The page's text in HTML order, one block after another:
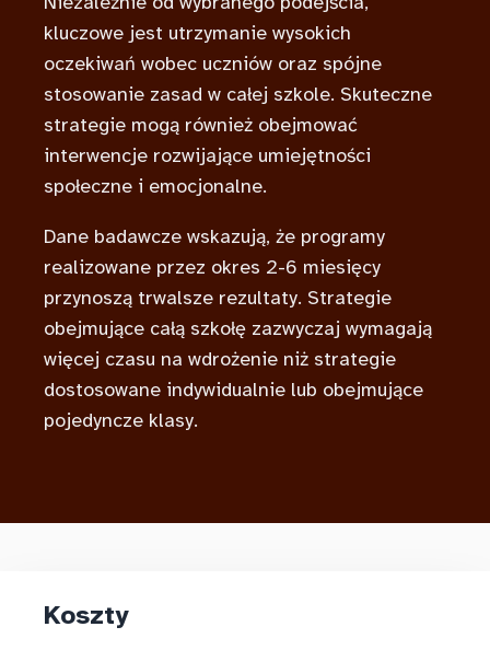
kluczowe jest utrzymanie wysokich
oczekiwań wobec uczniów oraz spójne
stosowanie zasad w całej szkole. Skuteczne
strategie mogą również obejmować
interwencje rozwijające umiejętności
społeczne i emocjonalne.
Dane badawcze wskazują, że programy
realizowane przez okres 2-6 miesięcy
przynoszą trwalsze rezultaty. Strategie
obejmujące całą szkołę zazwyczaj wymagają
więcej czasu na wdrożenie niż strategie
dostosowane indywidualnie lub obejmujące
pojedyncze klasy.
Koszty